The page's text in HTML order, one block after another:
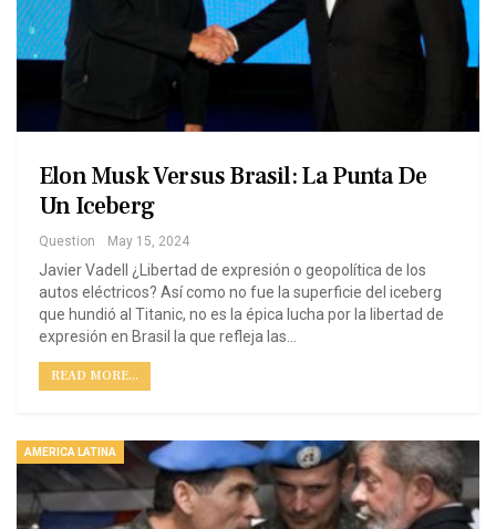
Elon Musk Versus Brasil: La Punta De
Un Iceberg
Question May 15, 2024
Javier Vadell ¿Libertad de expresión o geopolítica de los
autos eléctricos? Así como no fue la superficie del iceberg
que hundió al Titanic, no es la épica lucha por la libertad de
expresión en Brasil la que refleja las…
READ MORE...
AMERICA LATINA